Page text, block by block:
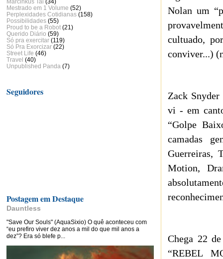
Nolan um
cultuado,
conviver...)
Zack
vi - em
“Golpe
camadas
Guerreiras,
Motion,
Chega 22
“REBEL
Marcinkus Tai (34)
Mestrado em 1 Volume (52)
Perplexidades Cotidianas (158)
Possibilidades (55)
Proud to be a Robot (21)
Querido Diário (59)
Só pra exercitar (119)
Só Pra Exorcizar (22)
Street Life (46)
Travel (40)
Unpublished Panda (7)
Seguidores
Postagem em Destaque
Dauntless
"Save Our Souls" (AquaSixio) O quê aconteceu com
“eu prefiro viver dez anos a mil do que mil anos a
dez”? Era só blefe p...